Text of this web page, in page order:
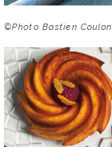
©Photo Bastien Coulon